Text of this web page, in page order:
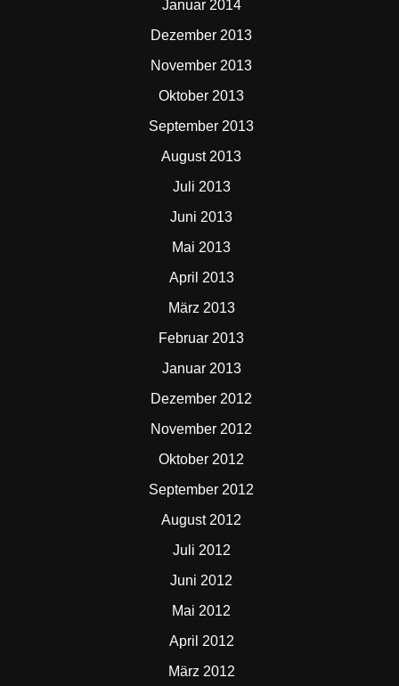
Januar 2014
Dezember 2013
November 2013
Oktober 2013
September 2013
August 2013
Juli 2013
Juni 2013
Mai 2013
April 2013
März 2013
Februar 2013
Januar 2013
Dezember 2012
November 2012
Oktober 2012
September 2012
August 2012
Juli 2012
Juni 2012
Mai 2012
April 2012
März 2012